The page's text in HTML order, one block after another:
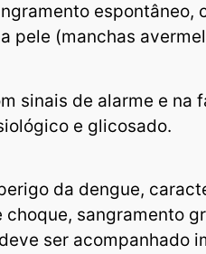
espontâneo,
pele (manchas
sinais de alarme e
e glicosado.
da dengue,
choque, sangramento
ser acompanhado